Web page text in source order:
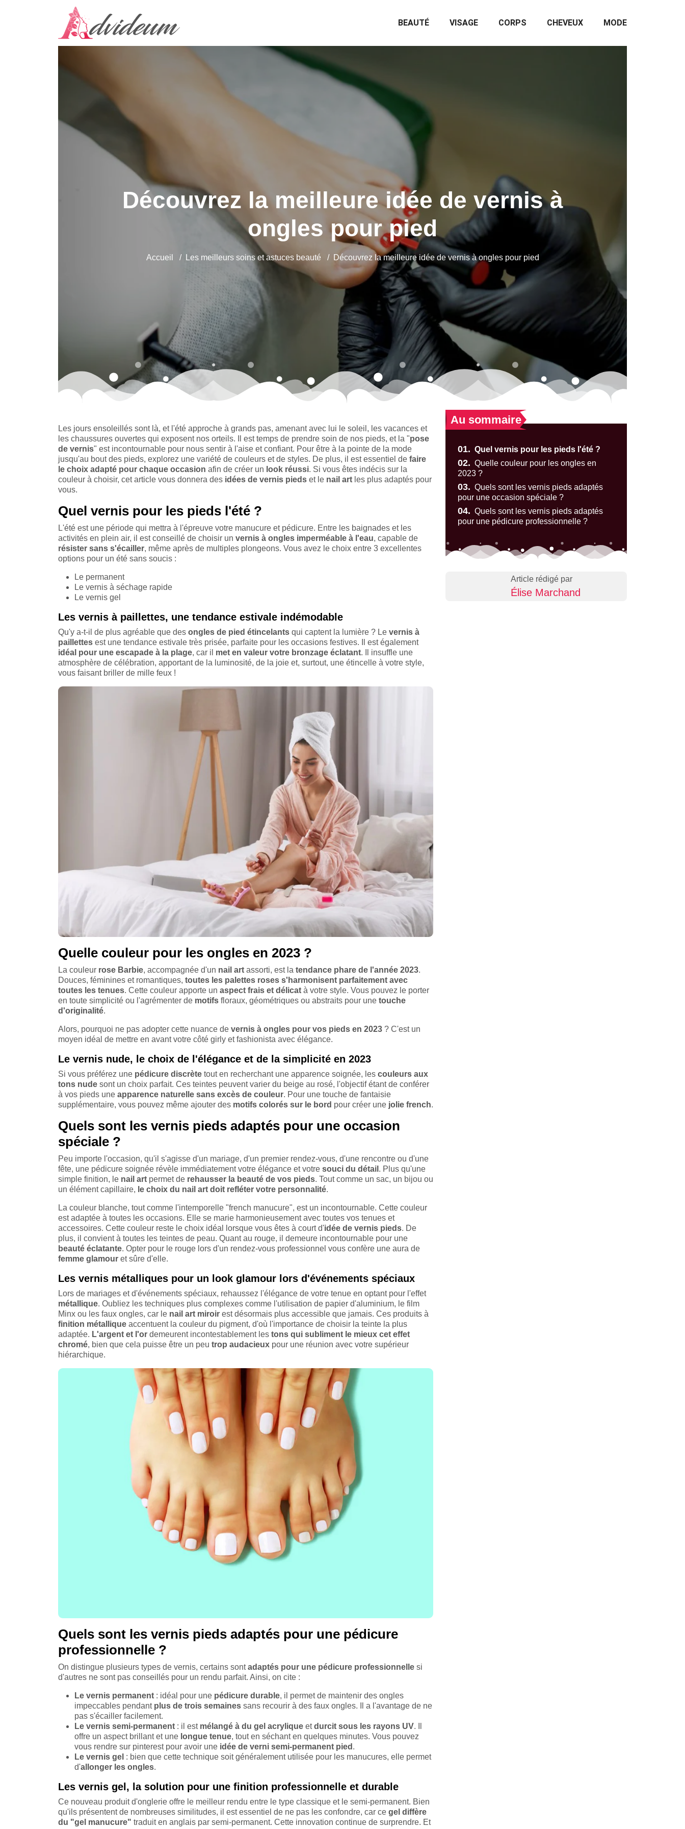
BEAUTÉ VISAGE CORPS CHEVEUX MODE
Découvrez la meilleure idée de vernis à
ongles pour pied
Accueil Les meilleurs soins et astuces beauté Découvrez la meilleure idée de vernis à ongles pour pied
Les jours ensoleillés sont là, et l'été approche à grands pas, amenant avec lui le soleil, les vacances et
les chaussures ouvertes qui exposent nos orteils. Il est temps de prendre soin de nos pieds, et la "pose
de vernis" est incontournable pour nous sentir à l'aise et confiant. Pour être à la pointe de la mode
jusqu'au bout des pieds, explorez une variété de couleurs et de styles. De plus, il est essentiel de faire
le choix adapté pour chaque occasion afin de créer un look réussi. Si vous êtes indécis sur la
couleur à choisir, cet article vous donnera des idées de vernis pieds et le nail art les plus adaptés pour
vous.
Quel vernis pour les pieds l'été ?
L'été est une période qui mettra à l'épreuve votre manucure et pédicure. Entre les baignades et les
activités en plein air, il est conseillé de choisir un vernis à ongles imperméable à l'eau, capable de
résister sans s'écailler, même après de multiples plongeons. Vous avez le choix entre 3 excellentes
options pour un été sans soucis :
Le permanent
Le vernis à séchage rapide
Le vernis gel
Les vernis à paillettes, une tendance estivale indémodable
Qu'y a-t-il de plus agréable que des ongles de pied étincelants qui captent la lumière ? Le vernis à
paillettes est une tendance estivale très prisée, parfaite pour les occasions festives. Il est également
idéal pour une escapade à la plage, car il met en valeur votre bronzage éclatant. Il insuffle une
atmosphère de célébration, apportant de la luminosité, de la joie et, surtout, une étincelle à votre style,
vous faisant briller de mille feux !
Quelle couleur pour les ongles en 2023 ?
La couleur rose Barbie, accompagnée d'un nail art assorti, est la tendance phare de l'année 2023.
Douces, féminines et romantiques, toutes les palettes roses s'harmonisent parfaitement avec
toutes les tenues. Cette couleur apporte un aspect frais et délicat à votre style. Vous pouvez le porter
en toute simplicité ou l'agrémenter de motifs floraux, géométriques ou abstraits pour une touche
d'originalité.
Alors, pourquoi ne pas adopter cette nuance de vernis à ongles pour vos pieds en 2023 ? C'est un
moyen idéal de mettre en avant votre côté girly et fashionista avec élégance.
Le vernis nude, le choix de l'élégance et de la simplicité en 2023
Si vous préférez une pédicure discrète tout en recherchant une apparence soignée, les couleurs aux
tons nude sont un choix parfait. Ces teintes peuvent varier du beige au rosé, l'objectif étant de conférer
à vos pieds une apparence naturelle sans excès de couleur. Pour une touche de fantaisie
supplémentaire, vous pouvez même ajouter des motifs colorés sur le bord pour créer une jolie french.
Quels sont les vernis pieds adaptés pour une occasion
spéciale ?
Peu importe l'occasion, qu'il s'agisse d'un mariage, d'un premier rendez-vous, d'une rencontre ou d'une
fête, une pédicure soignée révèle immédiatement votre élégance et votre souci du détail . Plus qu'une
simple finition, le nail art permet de rehausser la beauté de vos pieds. Tout comme un sac, un bijou ou
un élément capillaire, le choix du nail art doit refléter votre personnalité.
La couleur blanche, tout comme l'intemporelle "french manucure", est un incontournable. Cette couleur
est adaptée à toutes les occasions. Elle se marie harmonieusement avec toutes vos tenues et
accessoires. Cette couleur reste le choix idéal lorsque vous êtes à court d'idée de vernis pieds. De
plus, il convient à toutes les teintes de peau. Quant au rouge, il demeure incontournable pour une
beauté éclatante. Opter pour le rouge lors d'un rendez-vous professionnel vous confère une aura de
femme glamour et sûre d'elle.
Les vernis métalliques pour un look glamour lors d'événements spéciaux
Lors de mariages et d'événements spéciaux, rehaussez l'élégance de votre tenue en optant pour l'effet
métallique. Oubliez les techniques plus complexes comme l'utilisation de papier d'aluminium, le film
Minx ou les faux ongles, car le nail art miroir est désormais plus accessible que jamais. Ces produits à
finition métallique accentuent la couleur du pigment, d'où l'importance de choisir la teinte la plus
adaptée. L'argent et l'or demeurent incontestablement les tons qui subliment le mieux cet effet
chromé, bien que cela puisse être un peu trop audacieux pour une réunion avec votre supérieur
hiérarchique.
Quels sont les vernis pieds adaptés pour une pédicure
professionnelle ?
On distingue plusieurs types de vernis, certains sontadaptés pour une pédicure professionnelle si
d'autres ne sont pas conseillés pour un rendu parfait. Ainsi, on cite :
Le vernis permanent : idéal pour une pédicure durable, il permet de maintenir des ongles
impeccables pendant plus de trois semaines sans recourir à des faux ongles. Il a l'avantage de ne
pas s'écailler facilement.
Le vernis semi-permanent : il est mélangé à du gel acrylique etdurcit sous les rayons UV. Il
offre un aspect brillant et une longue tenue, tout en séchant en quelques minutes. Vous pouvez
vous rendre sur pinterest pour avoir une idée de verni semi-permanent pied .
Le vernis gel : bien que cette technique soit généralement utilisée pour les manucures, elle permet
d'allonger les ongles.
Les vernis gel, la solution pour une finition professionnelle et durable
Ce nouveau produit d'onglerie offre le meilleur rendu entre le type classique et le semi-permanent. Bien
qu'ils présentent de nombreuses similitudes, il est essentiel de ne pas les confondre, car ce gel diffère
du "gel manucure" traduit en anglais par semi-permanent. Cette innovation continue de surprendre. Et
Au sommaire
01. Quel vernis pour les pieds l'été ?
02. Quelle couleur pour les ongles en
2023 ?
03. Quels sont les vernis pieds adaptés
pour une occasion spéciale ?
04. Quels sont les vernis pieds adaptés
pour une pédicure professionnelle ?
Article rédigé par
Élise Marchand